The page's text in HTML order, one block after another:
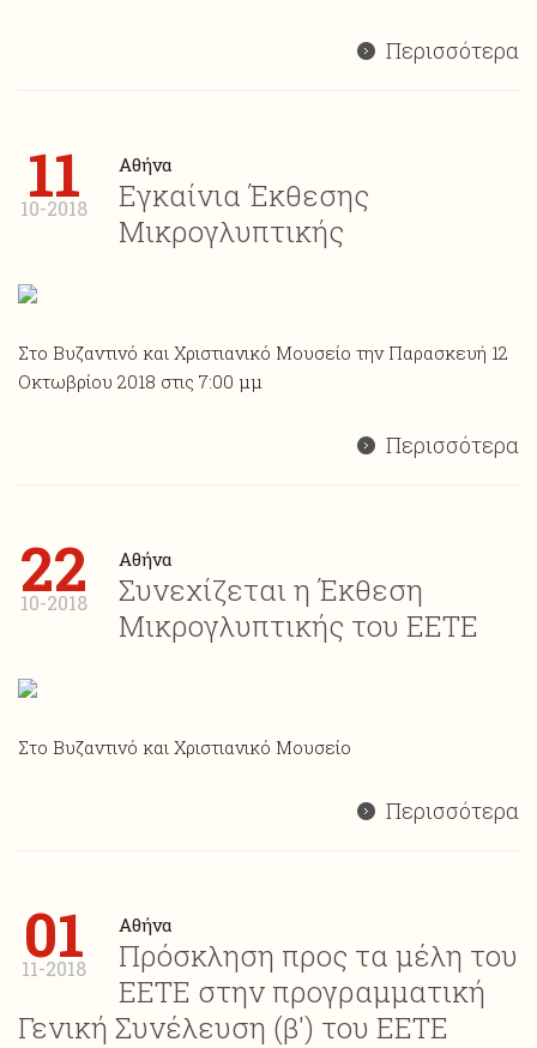
Περισσότερα
11
10-2018
Αθήνα
Εγκαίνια Έκθεσης
Μικρογλυπτικής
Στο Βυζαντινό και Χριστιανικό Μουσείο την Παρασκευή 12
Οκτωβρίου 2018 στις 7:00 μμ
Περισσότερα
22
10-2018
Αθήνα
Συνεχίζεται η Έκθεση
Μικρογλυπτικής του ΕΕΤΕ
Στο Βυζαντινό και Χριστιανικό Μουσείο
Περισσότερα
01
11-2018
Αθήνα
Πρόσκληση προς τα μέλη του
ΕΕΤΕ στην προγραμματική
Γενική Συνέλευση (β') του ΕΕΤΕ